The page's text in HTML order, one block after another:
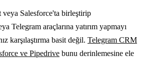
Salesforce'ta birleştirip
Telegram araçlarına yatırım yapmayı
karşılaştırma basit değil. Telegram CRM
ve Pipedrive bunu derinlemesine ele